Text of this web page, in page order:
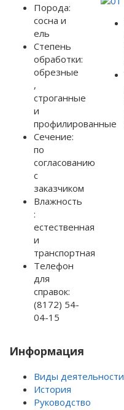
Порода:
сосна и
ель
Степень
обработки:
обрезные
,
строганные
и
профилированные
Сечение:
по
согласованию
с
заказчиком
Влажность
:
естественная
и
транспортная
Телефон
для
справок:
(8172) 54-
04-15
Информация
Виды деятельности
История
Руководство